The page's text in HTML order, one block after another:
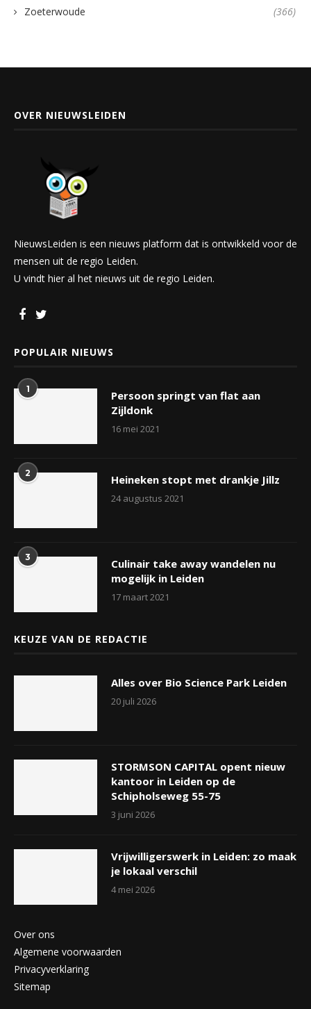
Zoeterwoude (366)
OVER NIEUWSLEIDEN
NieuwsLeiden is een nieuws platform dat is ontwikkeld voor de
mensen uit de regio Leiden.
U vindt hier al het nieuws uit de regio Leiden.
POPULAIR NIEUWS
1
Persoon springt van flat aan
Zijldonk
16 mei 2021
2 Heineken stopt met drankje Jillz
24 augustus 2021
3
Culinair take away wandelen nu
mogelijk in Leiden
17 maart 2021
KEUZE VAN DE REDACTIE
Alles over Bio Science Park Leiden
20 juli 2026
STORMSON CAPITAL opent nieuw
kantoor in Leiden op de
Schipholseweg 55-75
3 juni 2026
Vrijwilligerswerk in Leiden: zo maak
je lokaal verschil
4 mei 2026
Over ons
Algemene voorwaarden
Privacyverklaring
Sitemap